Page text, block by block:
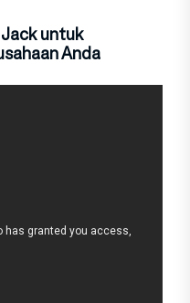
untuk
Anda